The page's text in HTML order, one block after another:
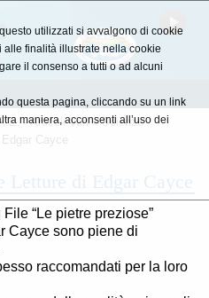
- Articoli Vari »Scienze
Cayce
Letture di Edgar Cayce
“Le pietre preziose”
Cayce sono piene di
raccomandati per la loro
utilizzati si avvalgono di cookie
finalità illustrate nella cookie
il consenso a tutti o ad alcuni
questa pagina, cliccando su un link
maniera, acconsenti all’uso dei